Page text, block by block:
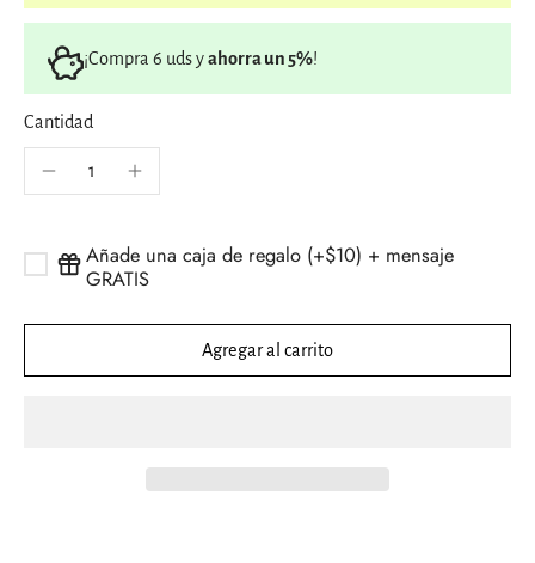
¡Compra 6 uds yahorra un 5%!
Cantidad
Añade una caja de regalo (+$10) + mensaje
GRATIS
Agregar al carrito